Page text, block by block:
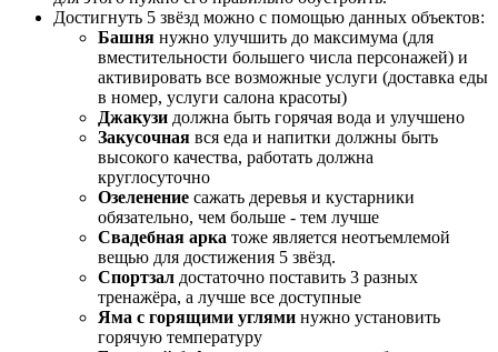
Достигнуть 5 звёзд можно с помощью данных объектов:
Башня нужно улучшить до максимума (для
вместительности большего числа персонажей) и
активировать все возможные услуги (доставка еды
в номер, услуги салона красоты)
Джакузи должна быть горячая вода и улучшено
Закусочная вся еда и напитки должны быть
высокого качества, работать должна
круглосуточно
Озеленение сажать деревья и кустарники
обязательно, чем больше - тем лучше
Свадебная арка тоже является неотъемлемой
вещью для достижения 5 звёзд.
Спортзал достаточно поставить 3 разных
тренажёра, а лучше все доступные
Яма с горящими углями нужно установить
горячую температуру